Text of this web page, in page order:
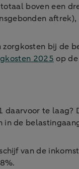
boven een
bij de
2025 op
te laag?
de
van de